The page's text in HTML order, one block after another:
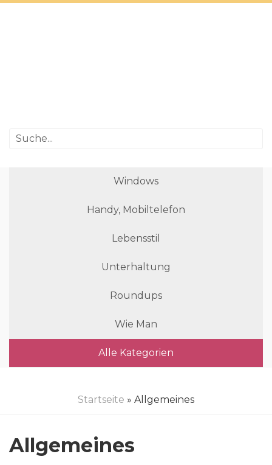
Windows
Handy, Mobiltelefon
Lebensstil
Unterhaltung
Roundups
Wie Man
Alle Kategorien
Startseite » Allgemeines
Allgemeines